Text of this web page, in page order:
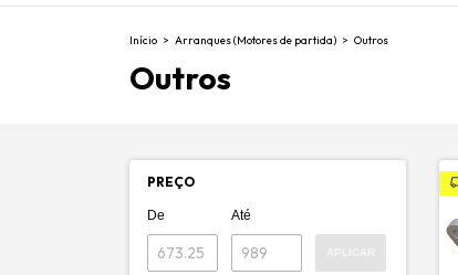
Início > Arranques (Motores de partida) > Outros
Outros
PREÇO
De Até